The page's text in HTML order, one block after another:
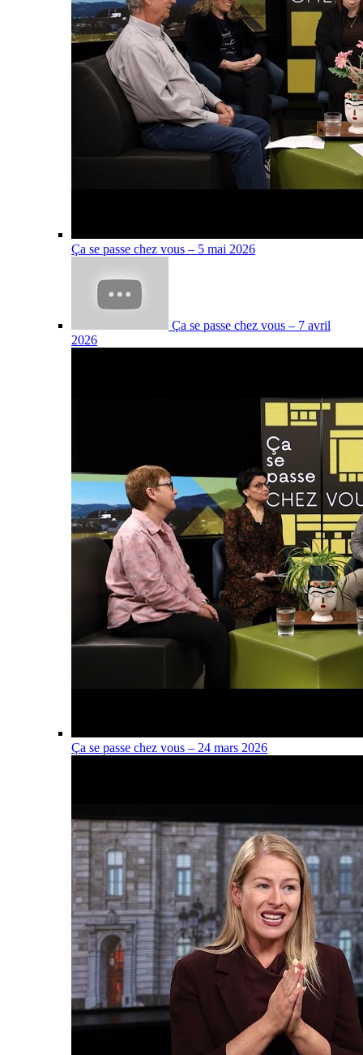
Ça se passe chez vous – 5 mai 2026
Ça se passe chez vous – 7 avril
2026
Ça se passe chez vous – 24 mars 2026